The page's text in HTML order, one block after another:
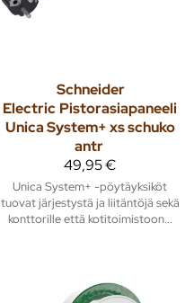
Schneider
Electric Pistorasiapaneeli
Unica System+ xs schuko
antr
49,95 €
Unica System+ -pöytäyksiköt
tuovat järjestystä ja liitäntöjä sekä
konttorille että kotitoimistoon...